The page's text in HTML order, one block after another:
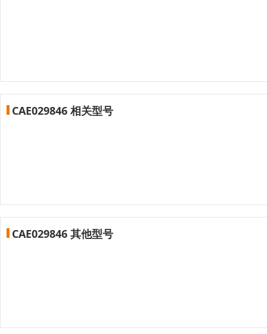
CAE029846 相关型号
CAE029846 其他型号